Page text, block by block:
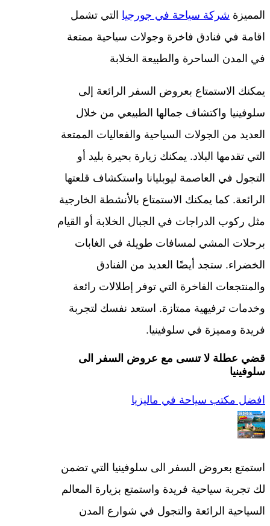
المميزة شركة سياحة في جورجيا التي تشمل
اقامة في فنادق فاخرة وجولات سياحية ممتعة
في المدن الساحرة والطبيعة الخلابة
يمكنك الاستمتاع بعروض السفر الرائعة إلى
سلوفينيا واكتشاف جمالها الطبيعي من خلال
العديد من الجولات السياحية والفعاليات الممتعة
التي تقدمها البلاد. يمكنك زيارة بحيرة بليد أو
التجول في العاصمة ليوبليانا واستكشاف قلعتها
الرائعة. كما يمكنك الاستمتاع بالأنشطة الخارجية
مثل ركوب الدراجات في الجبال الخلابة أو القيام
برحلات المشي لمسافات طويلة في الغابات
الخضراء. ستجد أيضًا العديد من الفنادق
والمنتجعات الفاخرة التي توفر إطلالات رائعة
وخدمات ترفيهية ممتازة. استعد نفسك لتجربة
فريدة ومميزة في سلوفينيا.
قضي عطلة لا تنسى مع عروض السفر الى
سلوفينيا
افضل مكتب سياحة في ماليزيا
استمتع بعروض السفر الى سلوفينيا التي تضمن
لك تجربة سياحية فريدة واستمتع بزيارة المعالم
السياحية الرائعة والتجول في شوارع المدن